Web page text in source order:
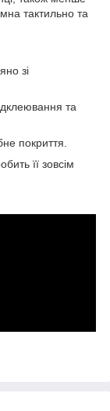
тактильно та
зі
та
покриття.
її зовсім